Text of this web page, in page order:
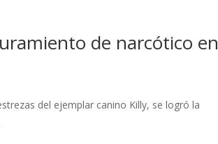
de narcótico en
del ejemplar canino Killy, se logró la